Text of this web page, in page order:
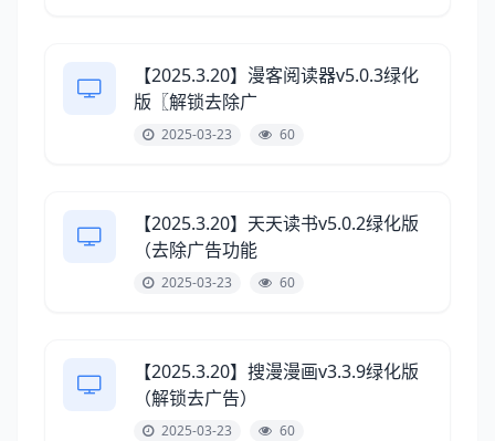
【2025.3.20】漫客阅读器v5.0.3绿化
版〖解锁去除广
2025-03-23 60
【2025.3.20】天天读书v5.0.2绿化版
（去除广告功能
2025-03-23 60
【2025.3.20】搜漫漫画v3.3.9绿化版
（解锁去广告）
2025-03-23 60